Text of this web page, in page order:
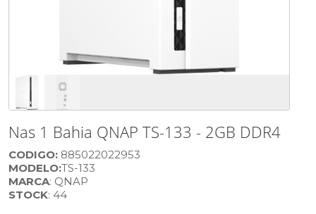
Nas 1 Bahia QNAP TS-133 - 2GB DDR4
CODIGO: 885022022953
MODELO:TS-133
MARCA: QNAP
STOCK: 44